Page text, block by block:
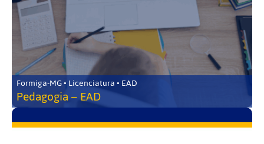
Formiga-MG • Licenciatura • EAD
Pedagogia – EAD